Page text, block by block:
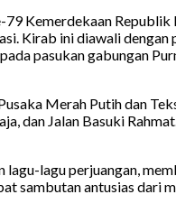
Kemerdekaan
Kirab ini diawali
pasukan gabungan
Merah Putih dan
dan Jalan Basuki
lagu-lagu perjuangan,
sambutan antusias